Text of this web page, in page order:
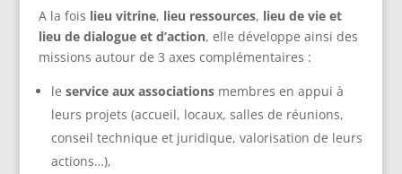
A la fois lieu vitrine, lieu ressources, lieu de vie et
lieu de dialogue et d’action, elle développe ainsi des
missions autour de 3 axes complémentaires :
le service aux associationsmembres en appui à
leurs projets (accueil, locaux, salles de réunions,
conseil technique et juridique, valorisation de leurs
actions…),